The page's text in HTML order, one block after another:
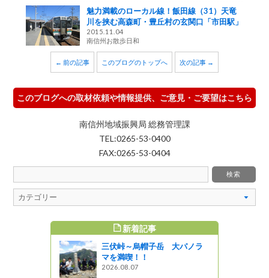
魅力満載のローカル線！飯田線（31）天竜
川を挟む高森町・豊丘村の玄関口「市田駅」
2015.11.04
南信州お散歩日和
← 前の記事 このブログのトップへ 次の記事 →
このブログへの取材依頼や情報提供、ご意見・ご要望はこちら
南信州地域振興局 総務管理課
TEL:0265-53-0400
FAX:0265-53-0404
新着記事
三伏峠～烏帽子岳 大パノラ
マを満喫！！
2026.08.07